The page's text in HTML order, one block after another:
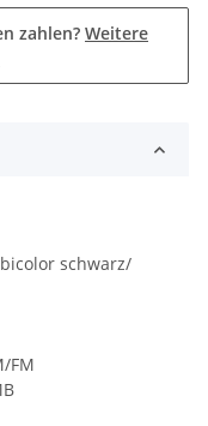
zahlen? Weitere
schwarz/
FM